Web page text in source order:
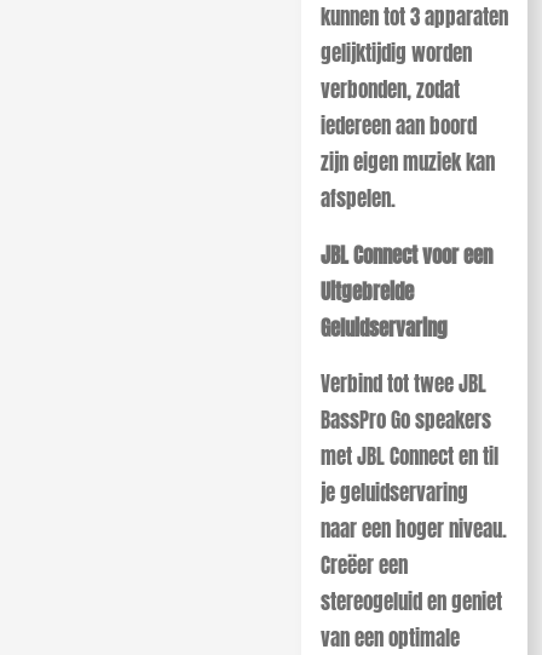
kunnen tot 3 apparaten
gelijktijdig worden
verbonden, zodat
iedereen aan boord
zijn eigen muziek kan
afspelen.
JBL Connect voor een
Uitgebreide
Geluidservaring
Verbind tot twee JBL
BassPro Go speakers
met JBL Connect en til
je geluidservaring
naar een hoger niveau.
Creëer een
stereogeluid en geniet
van een optimale